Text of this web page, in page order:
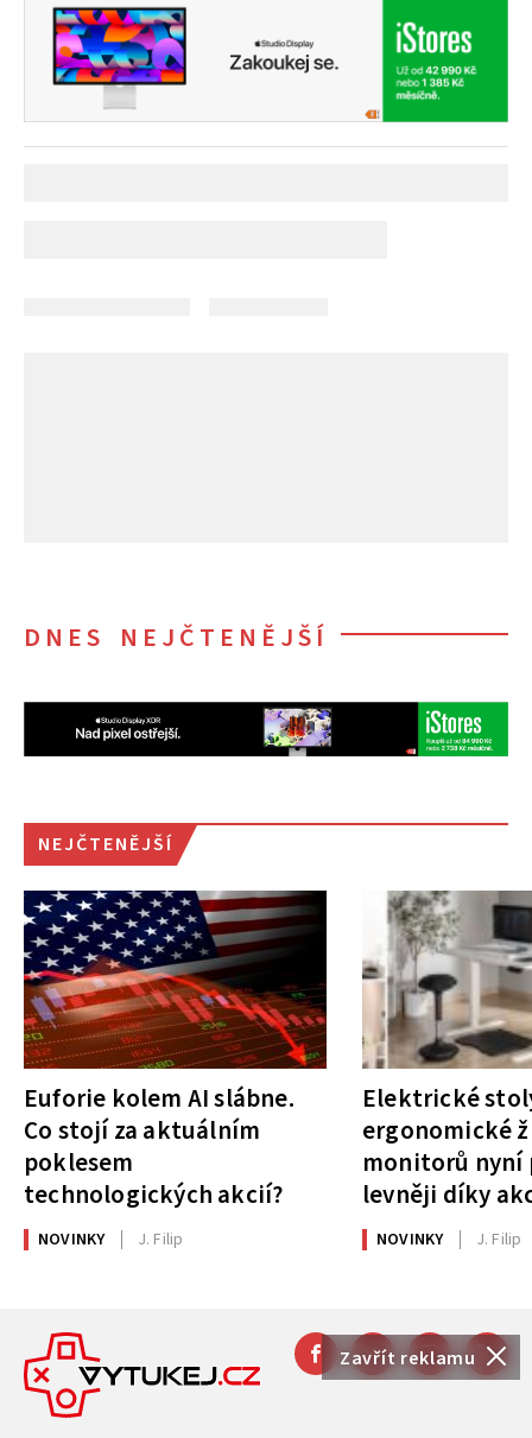
Zavřít reklamu
DNES NEJČTENĚJŠÍ
NEJČTENĚJŠÍ
Euforie kolem AI slábne.
Co stojí za aktuálním
poklesem
technologických akcií?
NOVINKY J. Filip
Elektrické
ergonomické
monitorů
levněji díky
NOVINKY J. Filip